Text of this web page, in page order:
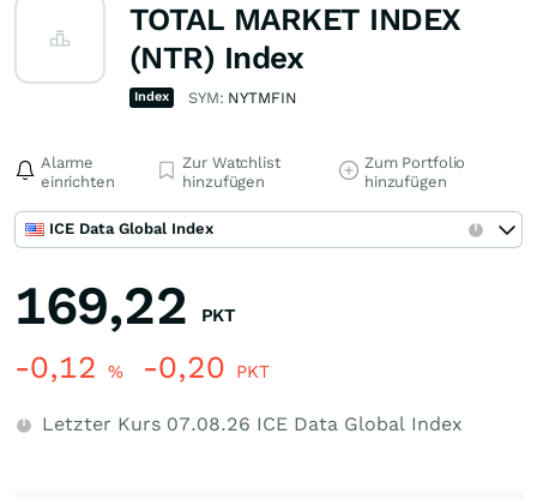
TOTAL MARKET INDEX
(NTR) Index
Index SYM: NYTMFIN
Alarme
einrichten
Zur Watchlist
hinzufügen
Zum Portfolio
hinzufügen
ICE Data Global Index
169,22 PKT
-0,12 % -0,20 PKT
Letzter Kurs 07.08.26 ICE Data Global Index